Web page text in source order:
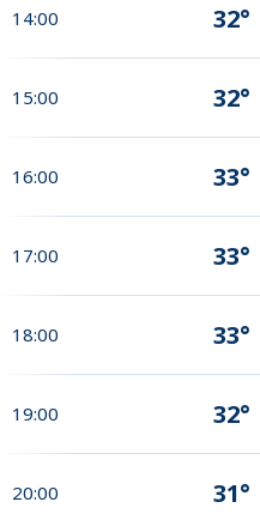
14:00 32°
15:00 32°
16:00 33°
17:00 33°
18:00 33°
19:00 32°
20:00 31°